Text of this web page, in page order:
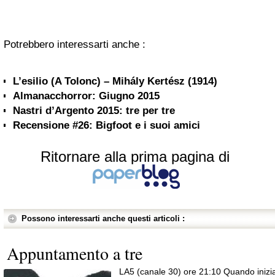
Potrebbero interessarti anche :
L’esilio (A Tolonc) – Mihály Kertész (1914)
Almanacchorror: Giugno 2015
Nastri d’Argento 2015: tre per tre
Recensione #26: Bigfoot e i suoi amici
Ritornare alla prima pagina di
Possono interessarti anche questi articoli :
Appuntamento a tre
LA5 (canale 30) ore 21:10 Quando